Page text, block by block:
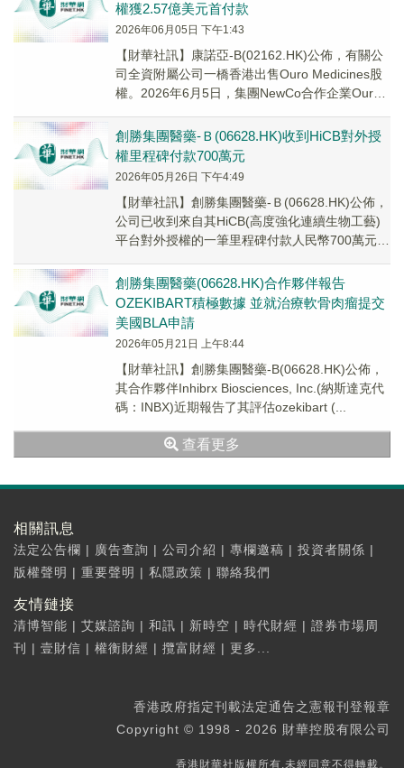
權獲2.57億美元首付款
2026年06月05日 下午1:43
【財華社訊】康諾亞-B(02162.HK)公佈，有關公
司全資附屬公司一橋香港出售Ouro Medicines股
權。2026年6月5日，集團NewCo合作企業Ouro
創勝集團醫藥-Ｂ(06628.HK)收到HiCB對外授
權里程碑付款700萬元
2026年05月26日 下午4:49
【財華社訊】創勝集團醫藥-Ｂ(06628.HK)公佈，
公司已收到來自其HiCB(高度強化連續生物工藝)
平台對外授權的一筆里程碑付款人民幣700萬元，
創勝集團醫藥(06628.HK)合作夥伴報告
OZEKIBART積極數據 並就治療軟骨肉瘤提交
美國BLA申請
2026年05月21日 上午8:44
【財華社訊】創勝集團醫藥-B(06628.HK)公佈，
其合作夥伴Inhibrx Biosciences, Inc.(納斯達克代
碼：INBX)近期報告了其評估ozekibart (...
查看更多
相關訊息
法定公告欄 | 廣告查詢 | 公司介紹 | 專欄邀稿 | 投資者關係 |
版權聲明 | 重要聲明 | 私隱政策 | 聯絡我們
友情鏈接
清博智能 | 艾媒諮詢 | 和訊 | 新時空 | 時代財經 | 證券市場周
刊
| 壹財信 | 權衡財經 | 攬富財經 | 更多...
香港政府指定刊載法定通告之憲報刊登報章
Copyright © 1998 - 2026 財華控股有限公司
香港財華社版權所有,未經同意不得轉載。